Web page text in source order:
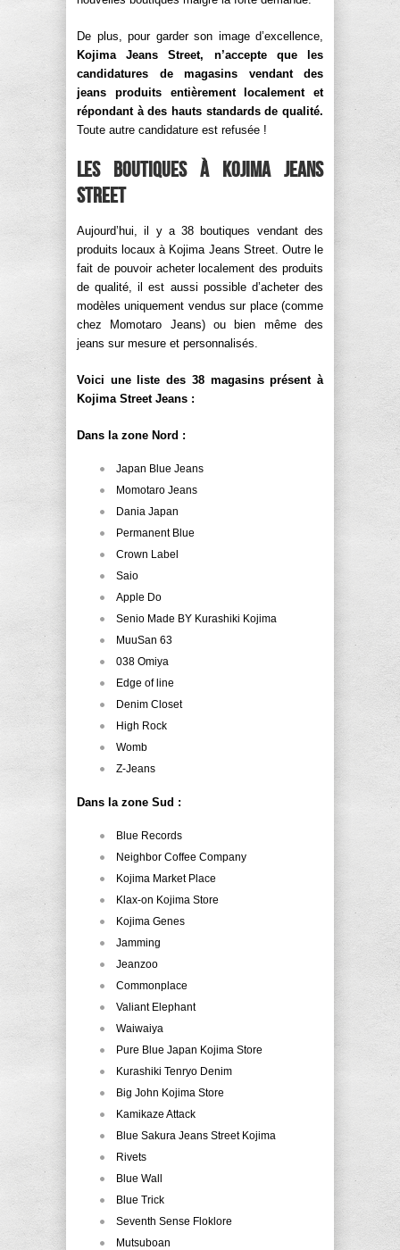
De plus, pour garder son image d’excellence,
Kojima Jeans Street, n’accepte que les
candidatures de magasins vendant des
jeans produits entièrement localement et
répondant à des hauts standards de qualité.
Toute autre candidature est refusée !
Les boutiques à Kojima Jeans
Street
Aujourd’hui, il y a 38 boutiques vendant des
produits locaux à Kojima Jeans Street. Outre le
fait de pouvoir acheter localement des produits
de qualité, il est aussi possible d’acheter des
modèles uniquement vendus sur place (comme
chez Momotaro Jeans) ou bien même des
jeans sur mesure et personnalisés.
Voici une liste des 38 magasins présent à
Kojima Street Jeans :
Dans la zone Nord :
Japan Blue Jeans
Momotaro Jeans
Dania Japan
Permanent Blue
Crown Label
Saio
Apple Do
Senio Made BY Kurashiki Kojima
MuuSan 63
038 Omiya
Edge of line
Denim Closet
High Rock
Womb
Z-Jeans
Dans la zone Sud :
Blue Records
Neighbor Coffee Company
Kojima Market Place
Klax-on Kojima Store
Kojima Genes
Jamming
Jeanzoo
Commonplace
Valiant Elephant
Waiwaiya
Pure Blue Japan Kojima Store
Kurashiki Tenryo Denim
Big John Kojima Store
Kamikaze Attack
Blue Sakura Jeans Street Kojima
Rivets
Blue Wall
Blue Trick
Seventh Sense Floklore
Mutsuboan